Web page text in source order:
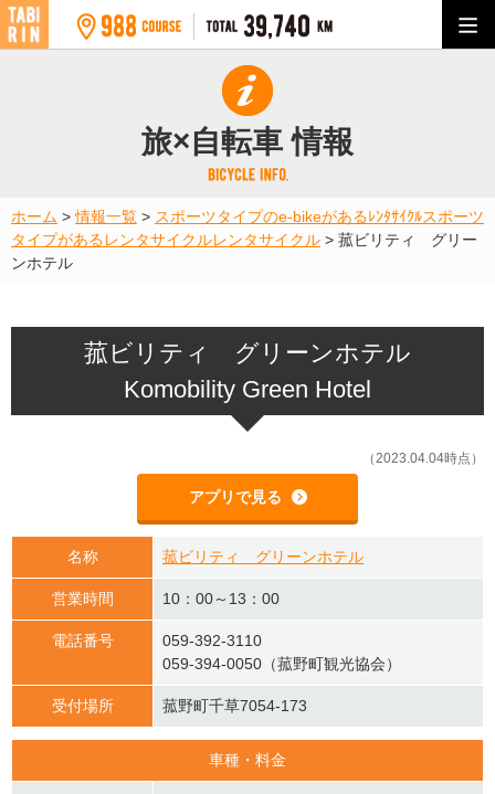
旅×自転車 情報
ホーム >情報一覧 > スポーツタイプのe-bikeがあるﾚﾝﾀｻｲｸﾙスポーツ
タイプがあるレンタサイクルレンタサイクル > 菰ビリティ グリー
ンホテル
菰ビリティ グリーンホテル
Komobility Green Hotel
（2023.04.04時点）
アプリで見る
名称 菰ビリティ グリーンホテル
営業時間 10：00～13：00
電話番号
059-392-3110
059-394-0050（菰野町観光協会）
受付場所 菰野町千草7054-173
車種・料金